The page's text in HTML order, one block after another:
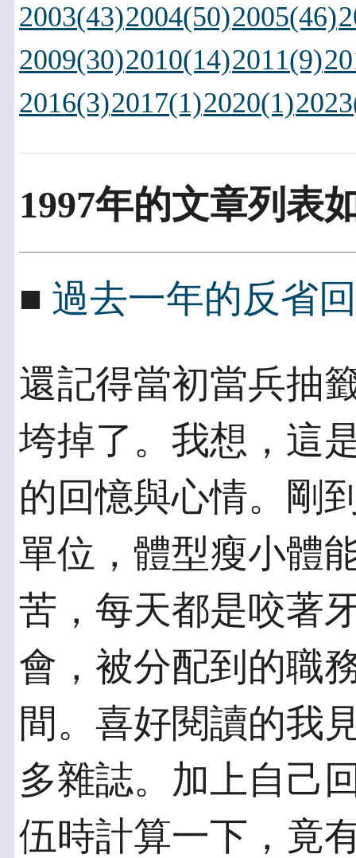
2003(43)2004(50)2005(46)
2009(30)2010(14)2011(9)
2016(3)2017(1)2020(1)
1997年的文章列表
■ 過去一年的反省
還記得當初當兵抽
垮掉了。我想，這
的回憶與心情。剛
單位，體型瘦小體
苦，每天都是咬著
會，被分配到的職
間。喜好閱讀的我
多雜誌。加上自己
伍時計算一下，竟